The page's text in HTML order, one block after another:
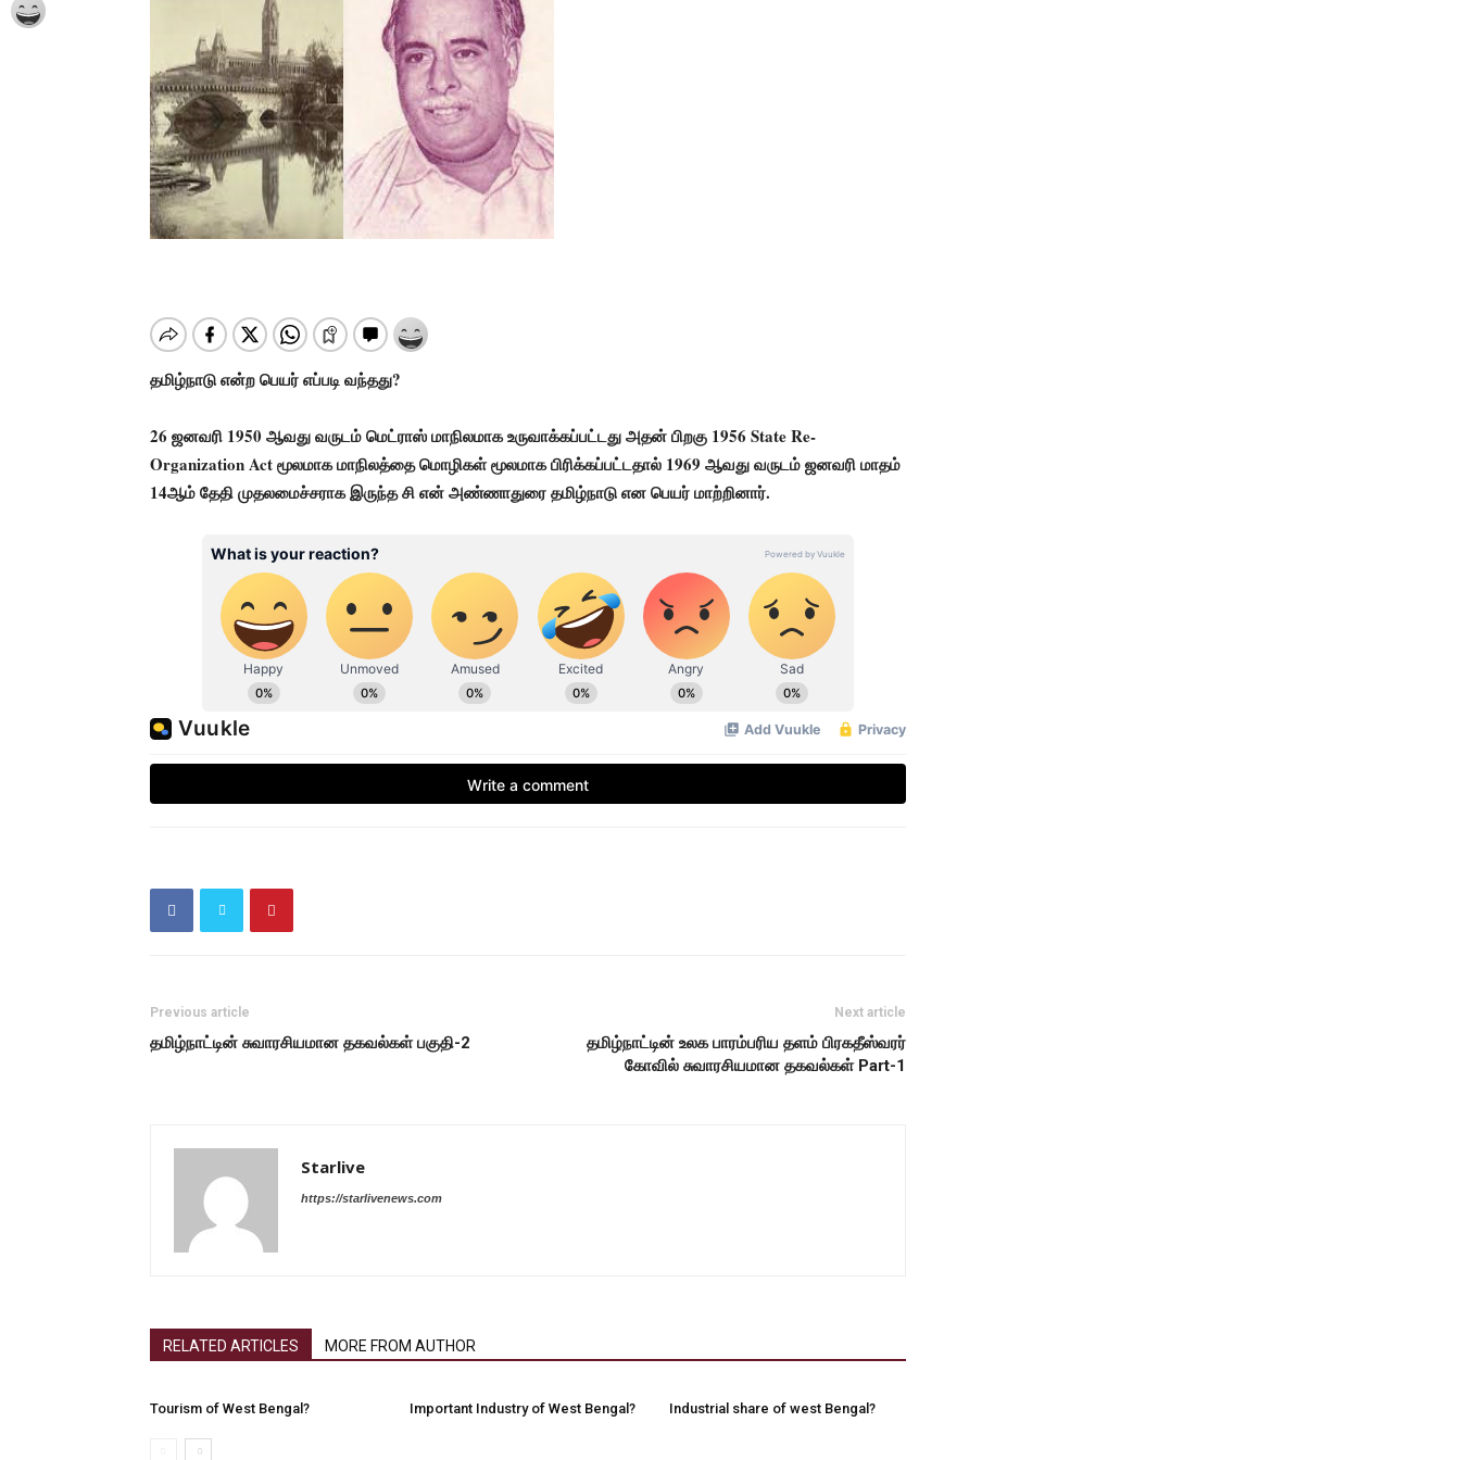
தமிழ்நாடு என்ற பெயர் எப்படி வந்தது?
26 ஜனவரி 1950 ஆவது வருடம் மெட்ராஸ் மாநிலமாக உருவாக்கப்பட்டது அதன் பிறகு 1956 State Re-
Organization Act மூலமாக மாநிலத்தை மொழிகள் மூலமாக பிரிக்கப்பட்டதால் 1969 ஆவது வருடம் ஜனவரி மாதம்
14ஆம் தேதி முதலமைச்சராக இருந்த சி என் அண்ணாதுரை தமிழ்நாடு என பெயர் மாற்றினார்.
Previous article
தமிழ்நாட்டின் சுவாரசியமான தகவல்கள் பகுதி-2
Next article
தமிழ்நாட்டின் உலக பாரம்பரிய தளம் பிரகதீஸ்வரர்
கோவில் சுவாரசியமான தகவல்கள் Part-1
Starlive
https://starlivenews.com
RELATED ARTICLES MORE FROM AUTHOR
Tourism of West Bengal? Important Industry of West Bengal? Industrial share of west Bengal?